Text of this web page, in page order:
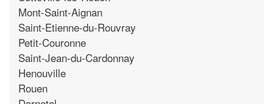
Mont-Saint-Aignan
Saint-Etienne-du-Rouvray
Petit-Couronne
Saint-Jean-du-Cardonnay
Henouville
Rouen